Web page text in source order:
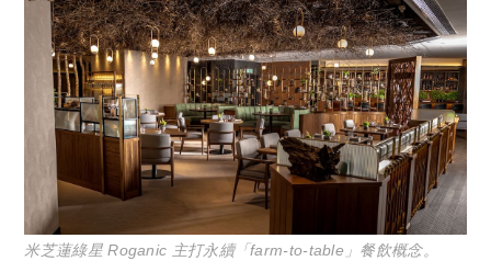
米芝蓮綠星 Roganic 主打永續「farm-to-table」餐飲概念。